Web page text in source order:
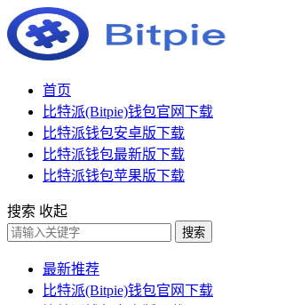
首页
比特派(Bitpie)钱包官网下载
比特派钱包安卓版下载
比特派钱包最新版下载
比特派钱包苹果版下载
搜索 收起
搜索
最新推荐
比特派(Bitpie)钱包官网下载